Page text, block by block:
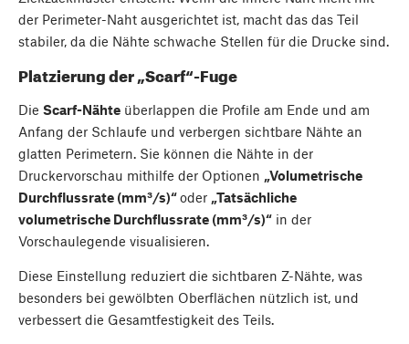
der Perimeter-Naht ausgerichtet ist, macht das das Teil
stabiler, da die Nähte schwache Stellen für die Drucke sind.
Platzierung der „Scarf“-Fuge
Die Scarf-Nähte überlappen die Profile am Ende und am
Anfang der Schlaufe und verbergen sichtbare Nähte an
glatten Perimetern. Sie können die Nähte in der
Druckervorschau mithilfe der Optionen „Volumetrische
Durchflussrate (mm³/s)“oder „Tatsächliche
volumetrische Durchflussrate (mm³/s)“ in der
Vorschaulegende visualisieren.
Diese Einstellung reduziert die sichtbaren Z-Nähte, was
besonders bei gewölbten Oberflächen nützlich ist, und
verbessert die Gesamtfestigkeit des Teils.